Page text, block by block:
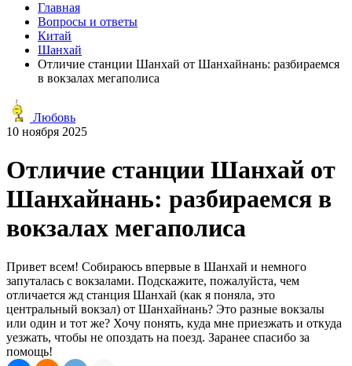
Главная
Вопросы и ответы
Китай
Шанхай
Отличие станции Шанхай от Шанхайнань: разбираемся
в вокзалах мегаполиса
Любовь
10 ноября 2025
Отличие станции Шанхай от
Шанхайнань: разбираемся в
вокзалах мегаполиса
Привет всем! Собираюсь впервые в Шанхай и немного
запуталась с вокзалами. Подскажите, пожалуйста, чем
отличается жд станция Шанхай (как я поняла, это
центральный вокзал) от Шанхайнань? Это разные вокзалы
или один и тот же? Хочу понять, куда мне приезжать и откуда
уезжать, чтобы не опоздать на поезд. Заранее спасибо за
помощь!